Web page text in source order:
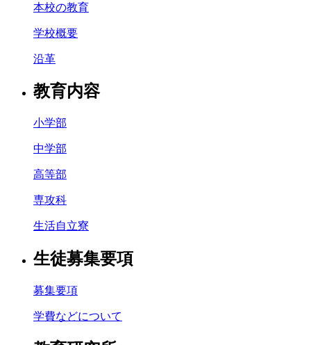
本校の教育
学校概要
沿革
教育内容
小学部
中学部
高等部
専攻科
生活自立寮
生徒募集要項
募集要項
学費などについて